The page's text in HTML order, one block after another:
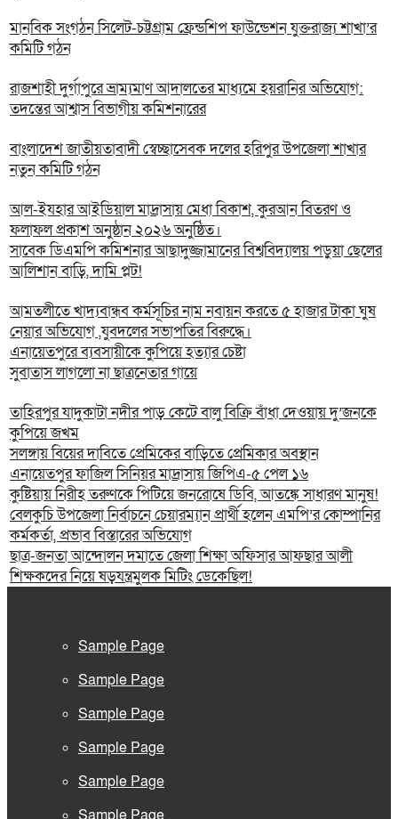
মানবিক সংগঠন সিলেট-চট্টগ্রাম ফ্রেন্ডশিপ ফাউন্ডেশন যুক্তরাজ্য শাখা’র
কমিটি গঠন
রাজশাহী দুর্গাপুরে ভ্রাম্যমাণ আদালতের মাধ্যমে হয়রানির অভিযোগ:
তদন্তের আশ্বাস বিভাগীয় কমিশনারের
বাংলাদেশ জাতীয়তাবাদী স্বেচ্ছাসেবক দলের হরিপুর উপজেলা শাখার
নতুন কমিটি গঠন
আল-ইযহার আইডিয়াল মাদ্রাসায় মেধা বিকাশ, কুরআন বিতরণ ও
ফলাফল প্রকাশ অনুষ্ঠান ২০২৬ অনুষ্ঠিত।
সাবেক ডিএমপি কমিশনার আছাদুজ্জামানের বিশ্ববিদ্যালয় পড়ুয়া ছেলের
আলিশান বাড়ি, দামি প্লট!
আমতলীতে খাদ্যবান্ধব কর্মসূচির নাম নবায়ন করতে ৫ হাজার টাকা ঘুষ
নেয়ার অভিযোগ ,যুবদলের সভাপতির বিরুদ্ধে।
এনায়েতপুরে ব্যবসায়ীকে কুপিয়ে হত্যার চেষ্টা
সুবাতাস লাগলো না ছাত্রনেতার গায়ে
তাহিরপুর যাদুকাটা নদীর পাড় কেটে বালু বিক্রি বাঁধা দেওয়ায় দু’জনকে
কুপিয়ে জখম
সলঙ্গায় বিয়ের দাবিতে প্রেমিকের বাড়িতে প্রেমিকার অবস্থান
এনায়েতপুর ফাজিল সিনিয়র মাদ্রাসায় জিপিএ-৫ পেল ১৬
কুষ্টিয়ায় নিরীহ তরুণকে পিটিয়ে জনরোষে ডিবি, আতঙ্কে সাধারণ মানুষ!
বেলকুচি উপজেলা নির্বাচনে চেয়ারম্যান প্রার্থী হলেন এমপি’র কোম্পানির
কর্মকর্তা, প্রভাব বিস্তারের অভিযোগ
ছাত্র-জনতা আন্দোলন দমাতে জেলা শিক্ষা অফিসার আফছার আলী
শিক্ষকদের নিয়ে ষড়যন্ত্রমুলক মিটিং ডেকেছিল!
Sample Page
Sample Page
Sample Page
Sample Page
Sample Page